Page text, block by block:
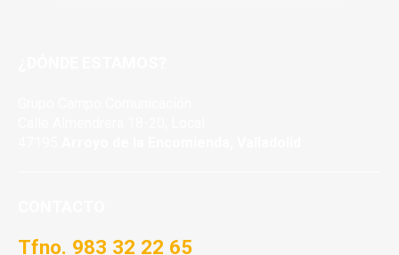
Tfno. 983 32 22 65